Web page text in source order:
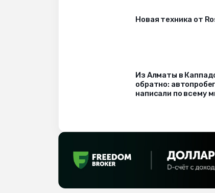
Новая техника от
Из Алматы в
обратно:
написали по всему